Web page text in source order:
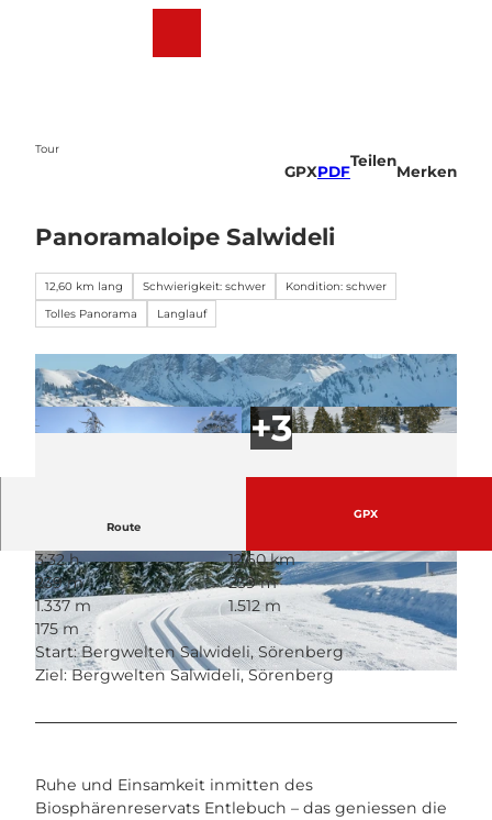
Tour
GPXPDF
Teilen
Merken
Panoramaloipe Salwideli
12,60 km lang Schwierigkeit: schwer
Kondition: schwer
Tolles Panorama
Langlauf
© David Kurth, UNESCO Biosphäre Entlebuch
© David Kurth, UNESCO Biosphäre Entlebuch © David Kurth, UNESCO Biosphäre Entlebuch
Route
GPX
3:32 h
12,60 km
239 m
239 m
1.337 m
1.512 m
175 m
Start: Bergwelten Salwideli, Sörenberg
Ziel: Bergwelten Salwideli, Sörenberg
Ruhe und Einsamkeit inmitten des
Biosphärenreservats Entlebuch – das geniessen die